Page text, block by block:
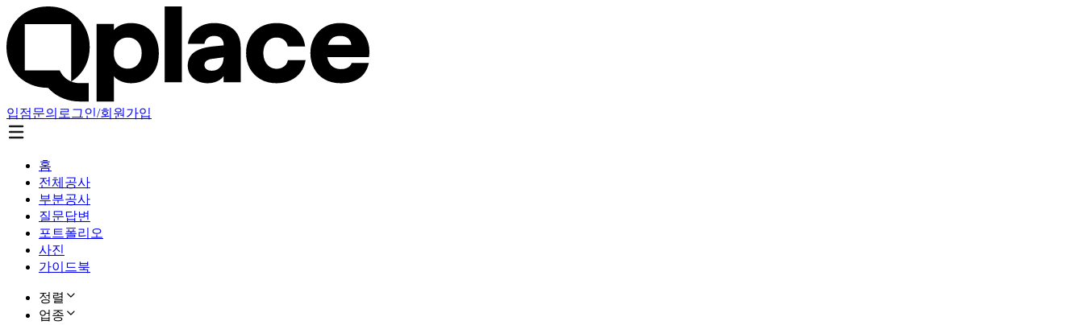
입점문의 로그인/회원가입
홈
전체공사
부분공사
질문답변
포트폴리오
사진
가이드북
정렬
업종